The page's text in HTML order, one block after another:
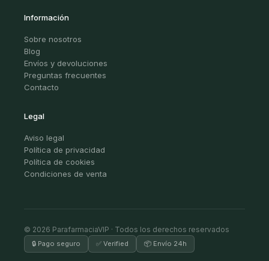
Información
Sobre nosotros
Blog
Envíos y devoluciones
Preguntas frecuentes
Contacto
Legal
Aviso legal
Política de privacidad
Política de cookies
Condiciones de venta
© 2026 ParafarmaciaVIP · Todos los derechos reservados
🔒 Pago seguro ✅ Verified 📦 Envío 24h